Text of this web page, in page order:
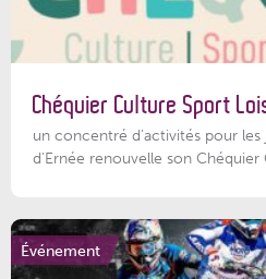
Chéquier Culture Sport
un concentré d’activités pour les
d’Ernée renouvelle son Chéquier
Événement